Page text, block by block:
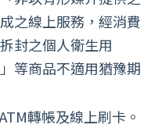
之線上服務，經消費
封之個人衛生用
等商品不適用猶豫期
轉帳及線上刷卡。